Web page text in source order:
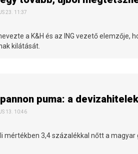
23. 11:37
a K&H és az ING vezető elemzője,
kilátását.
puma: a
13. 10:46
mértékben 3,4 százalékkal nőtt a